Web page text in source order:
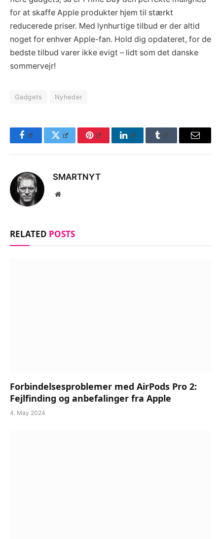
for at skaffe Apple produkter hjem til stærkt
reducerede priser. Med lynhurtige tilbud er der altid
noget for enhver Apple-fan. Hold dig opdateret, for de
bedste tilbud varer ikke evigt – lidt som det danske
sommervejr!
Gadgets Nyheder
FacebookTwitter Pinterest LinkedInTumblr Email
SMARTNYT
Website
RELATED POSTS
Forbindelsesproblemer med AirPods Pro 2:
Fejlfinding og anbefalinger fra Apple
4. May 2024